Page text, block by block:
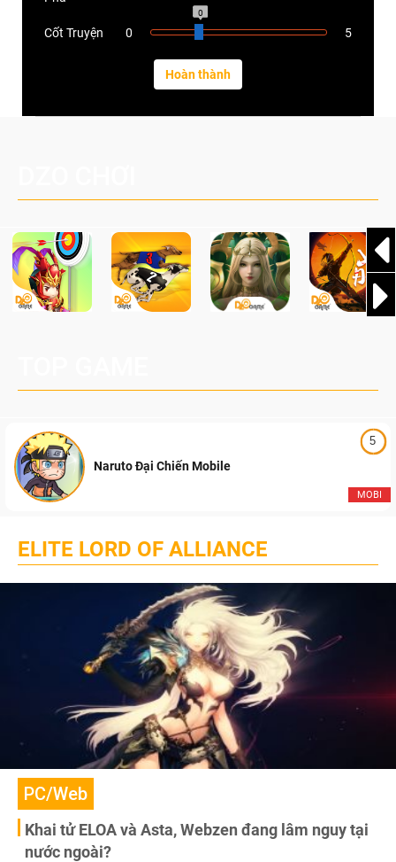
Cốt Truyện 0
0
5
5
MOBI
Naruto Đại Chiến Mobile
ELITE LORD OF ALLIANCE
PC/Web
Khai tử ELOA và Asta, Webzen đang lâm nguy tại
nước ngoài?